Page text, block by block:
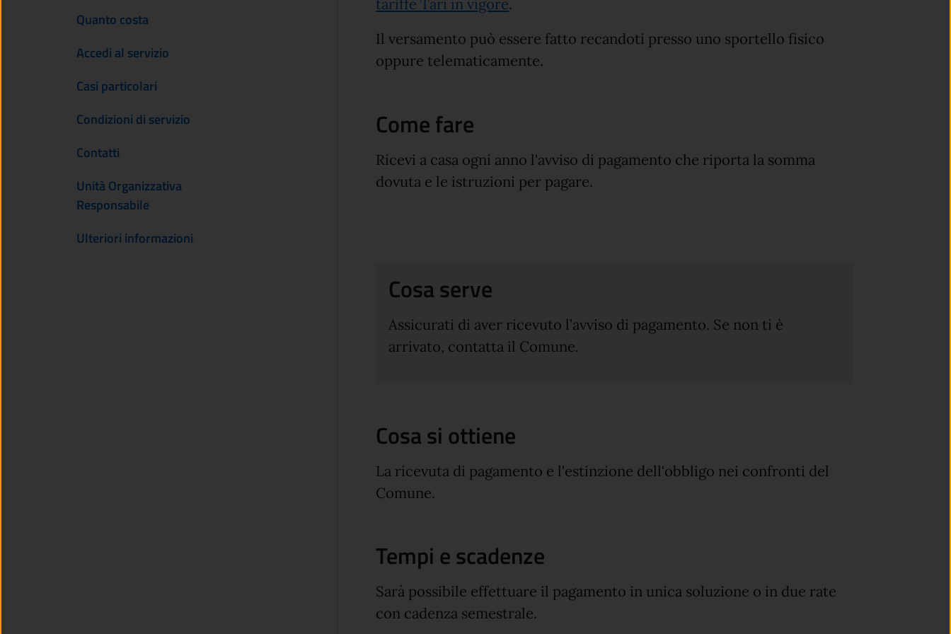
Quanto costa
Accedi al servizio
Casi particolari
Condizioni di servizio
Contatti
Unità Organizzativa
Responsabile
Ulteriori informazioni
tariffe Tari in vigore.
Il versamento può essere fatto recandoti presso uno sportello fisico
oppure telematicamente.
Come fare
Ricevi a casa ogni anno l'avviso di pagamento che riporta la somma
dovuta e le istruzioni per pagare.
Cosa serve
Assicurati di aver ricevuto l’avviso di pagamento. Se non ti è
arrivato, contatta il Comune.
Cosa si ottiene
La ricevuta di pagamento e l'estinzione dell'obbligo nei confronti del
Comune.
Tempi e scadenze
Sarà possibile effettuare il pagamento in unica soluzione o in due rate
con cadenza semestrale.